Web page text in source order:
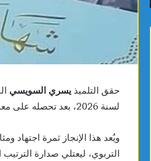
حقق التلميذ يسري السويسي
لسنة 2026، بعد تحصله على معدل متميز بلغ
ويُعد هذا الإنجاز ثمرة اجتهاد
التربوي، ليعتلي صدارة
J100